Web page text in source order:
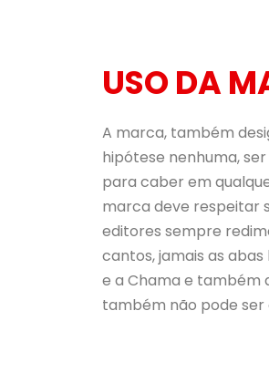
USO DA
A marca, também
hipótese nenhuma,
para caber em
marca deve respeitar
editores sempre
cantos, jamais as
e a Chama e também
também não pode ser